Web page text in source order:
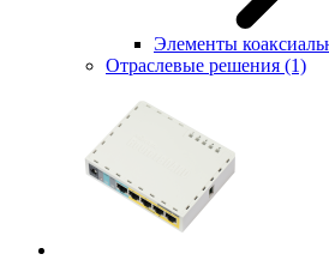
Элементы
Отраслевые решения (1)